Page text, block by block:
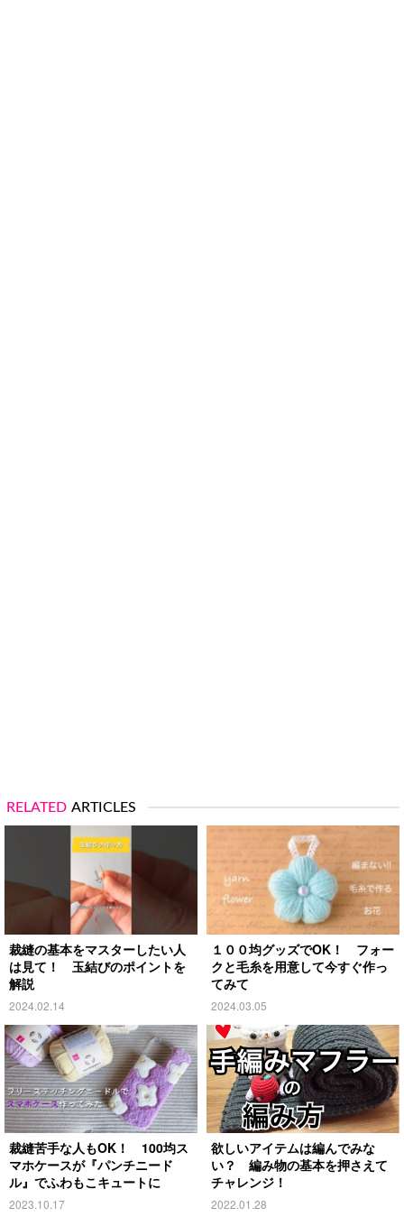
RELATED ARTICLES
裁縫の基本をマスターしたい人
は見て！ 玉結びのポイントを
解説
2024.02.14
１００均グッズでOK！ フォー
クと毛糸を用意して今すぐ作っ
てみて
2024.03.05
裁縫苦手な人もOK！ 100均ス
マホケースが『パンチニード
ル』でふわもこキュートに
2023.10.17
欲しいアイテムは編んでみな
い？ 編み物の基本を押さえて
チャレンジ！
2022.01.28